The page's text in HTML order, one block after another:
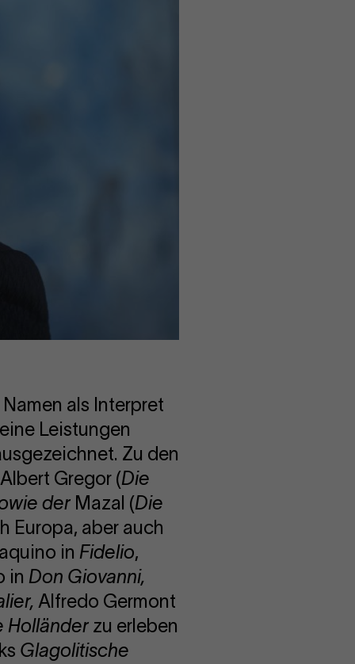
als Interpret
Leistungen
Zu den
Gregor (Die
der Mazal (Die
Europa, aber auch
in Fidelio,
in Don Giovanni,
Alfredo Germont
Holländer zu erleben
Glagolitische